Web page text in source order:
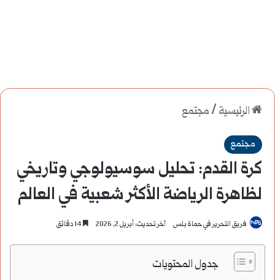
الرئيسية /مجتمع
مجتمع
كرة القدم: تحليل سوسيولوجي وتاريخي
لظاهرة الرياضة الأكثر شعبية في العالم
فريق التحرير في حماة بلس آخر تحديث: أبريل 2, 2026
جدول المحتويات